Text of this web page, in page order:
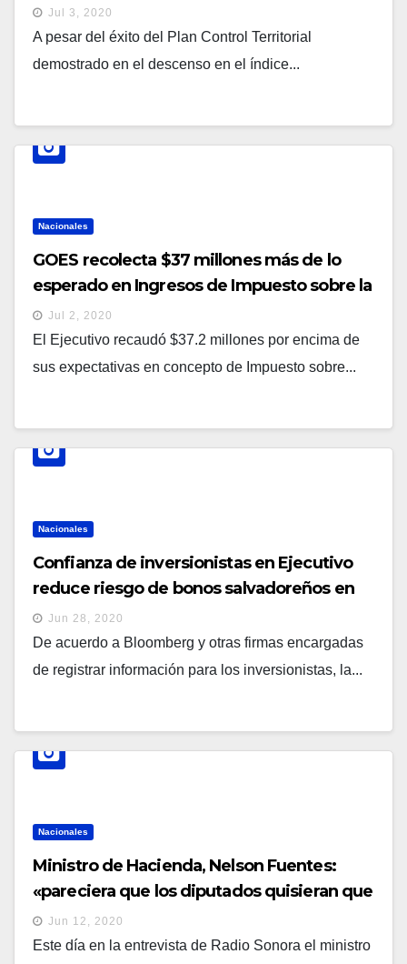
Jul 3, 2020
A pesar del éxito del Plan Control Territorial
demostrado en el descenso en el índice...
Nacionales
GOES recolecta $37 millones más de lo
esperado en Ingresos de Impuesto sobre la
Renta 2019
Jul 2, 2020
El Ejecutivo recaudó $37.2 millones por encima de
sus expectativas en concepto de Impuesto sobre...
Nacionales
Confianza de inversionistas en Ejecutivo
reduce riesgo de bonos salvadoreños en
mercado internacional
Jun 28, 2020
De acuerdo a Bloomberg y otras firmas encargadas
de registrar información para los inversionistas, la...
Nacionales
Ministro de Hacienda, Nelson Fuentes:
«pareciera que los diputados quisieran que
se cayera el Estado».
Jun 12, 2020
Este día en la entrevista de Radio Sonora el ministro